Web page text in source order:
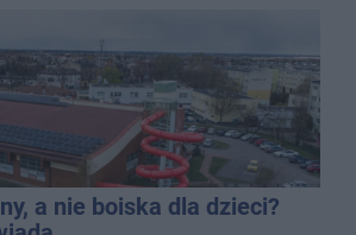
a nie boiska dla dzieci?